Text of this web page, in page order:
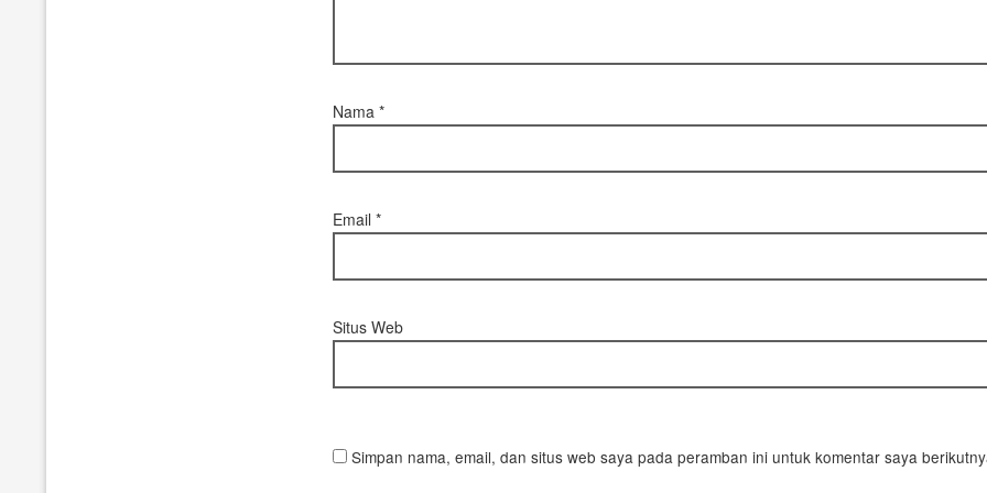
Nama*
Email*
Situs Web
Simpan nama, email, dan situs web saya pada peramban ini untuk komentar saya